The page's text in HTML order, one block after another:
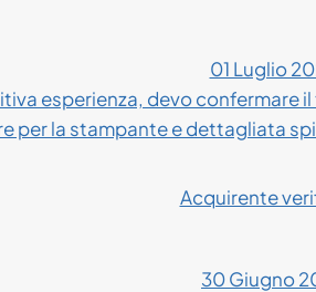
01 Luglio
esperienza, devo
per la stampante e dettagliata
Acquirente
30 Giugno